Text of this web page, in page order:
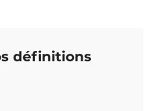
définitions